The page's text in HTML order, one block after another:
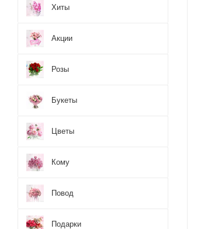
Хиты
Акции
Розы
Букеты
Цветы
Кому
Повод
Подарки